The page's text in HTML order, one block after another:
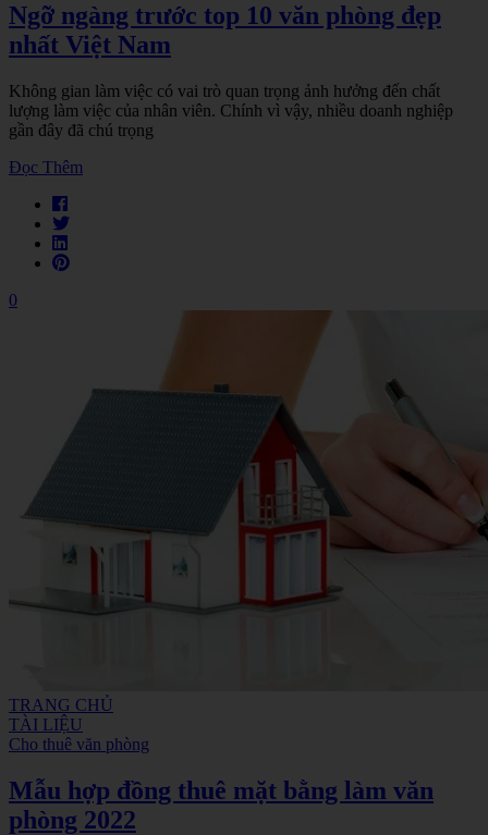
Ngỡ ngàng trước top 10 văn phòng đẹp
nhất Việt Nam
Không gian làm việc có vai trò quan trọng ảnh hưởng đến chất
lượng làm việc của nhân viên. Chính vì vậy, nhiều doanh nghiệp
gần đây đã chú trọng
Đọc Thêm
0
TRANG CHỦ
TÀI LIỆU
Cho thuê văn phòng
Mẫu hợp đồng thuê mặt bằng làm văn
phòng 2022